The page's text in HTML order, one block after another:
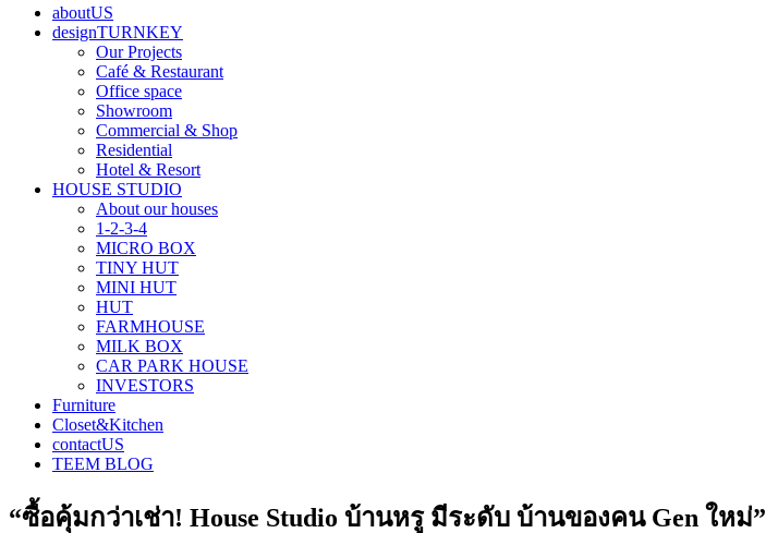
aboutUS
designTURNKEY
Our Projects
Café & Restaurant
Office space
Showroom
Commercial & Shop
Residential
Hotel & Resort
HOUSE STUDIO
About our houses
1-2-3-4
MICRO BOX
TINY HUT
MINI HUT
HUT
FARMHOUSE
MILK BOX
CAR PARK HOUSE
INVESTORS
Furniture
Closet&Kitchen
contactUS
TEEM BLOG
“ซื้อคุ้มกว่าเช่า! House Studio บ้านหรู มีระดับ บ้านของคน Gen ใหม่”